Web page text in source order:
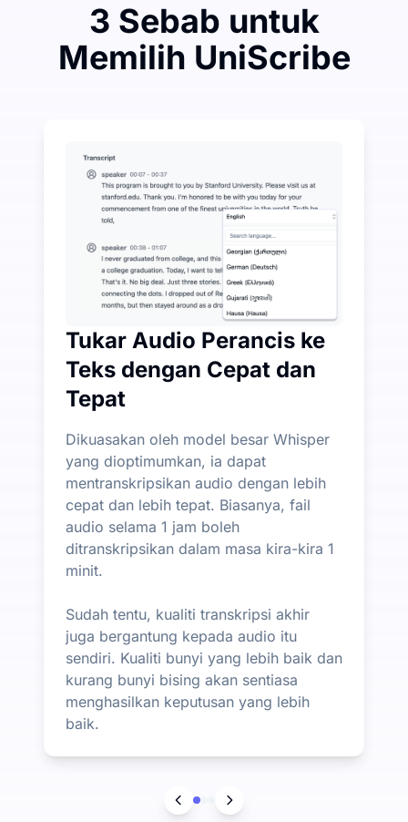
3 Sebab untuk
Memilih UniScribe
UniScribe menawarkan 120 minit transkripsi
Lebih Banyak Ciri AI Tersedia Selain Audio-ke-Teks
Secara automatik menjana ringkasan, peta
Tukar Audio Perancis ke
Teks dengan Cepat dan
Tepat
Dikuasakan oleh model besar Whisper
yang dioptimumkan, ia dapat
mentranskripsikan audio dengan lebih
cepat dan lebih tepat. Biasanya, fail
audio selama 1 jam boleh
ditranskripsikan dalam masa kira-kira 1
minit.
Sudah tentu, kualiti transkripsi akhir
juga bergantung kepada audio itu
sendiri. Kualiti bunyi yang lebih baik dan
kurang bunyi bising akan sentiasa
menghasilkan keputusan yang lebih
baik.